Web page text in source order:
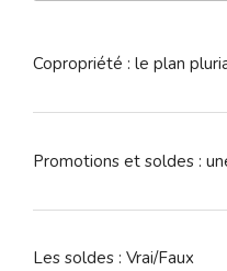
Copropriété : le plan
Promotions et soldes :
Les soldes : Vrai/Faux